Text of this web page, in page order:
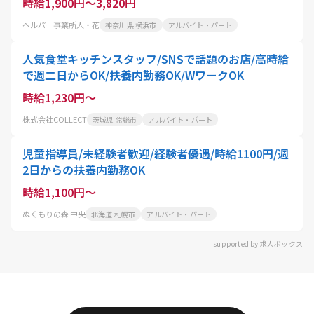
ヘルパー事業所人・花 神奈川県 横浜市 アルバイト・パート
人気食堂キッチンスタッフ/SNSで話題のお店/高時給
で週二日からOK/扶養内勤務OK/WワークOK
時給1,230円～
株式会社COLLECT 茨城県 常総市 アルバイト・パート
児童指導員/未経験者歓迎/経験者優遇/時給1100円/週
2日からの扶養内勤務OK
時給1,100円～
ぬくもりの森 中央 北海道 札幌市 アルバイト・パート
supported by 求人ボックス